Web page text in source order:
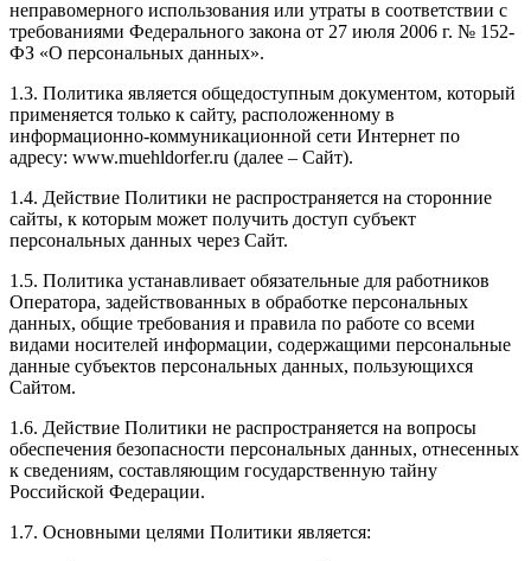
неправомерного использования или утраты в соответствии с
требованиями Федерального закона от 27 июля 2006 г. № 152-
ФЗ «О персональных данных».
1.3. Политика является общедоступным документом, который
применяется только к сайту, расположенному в
информационно-коммуникационной сети Интернет по
адресу: www.muehldorfer.ru (далее – Сайт).
1.4. Действие Политики не распространяется на сторонние
сайты, к которым может получить доступ субъект
персональных данных через Сайт.
1.5. Политика устанавливает обязательные для работников
Оператора, задействованных в обработке персональных
данных, общие требования и правила по работе со всеми
видами носителей информации, содержащими персональные
данные субъектов персональных данных, пользующихся
Сайтом.
1.6. Действие Политики не распространяется на вопросы
обеспечения безопасности персональных данных, отнесенных
к сведениям, составляющим государственную тайну
Российской Федерации.
1.7. Основными целями Политики является: